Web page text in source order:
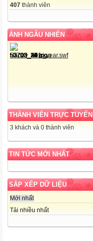
407 thành viên
ẢNH NGẪU NHIÊN
THÀNH VIÊN TRỰC TUYẾN
3 khách và 0 thành viên
TIN TỨC MỚI NHẤT
SẮP XẾP DỮ LIỆU
Mới nhất
Tải nhiều nhất